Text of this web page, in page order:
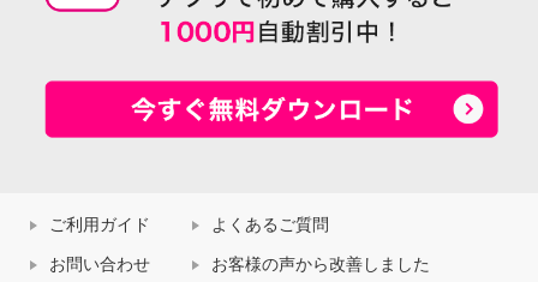
ご利用ガイド よくあるご質問
お問い合わせ お客様の声から改善しました